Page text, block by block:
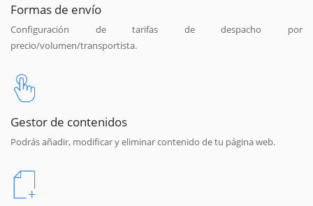
Formas de envío
Configuración de tarifas de despacho por
precio/volumen/transportista.
Gestor de contenidos
Podrás añadir, modificar y eliminar contenido de tu página web.